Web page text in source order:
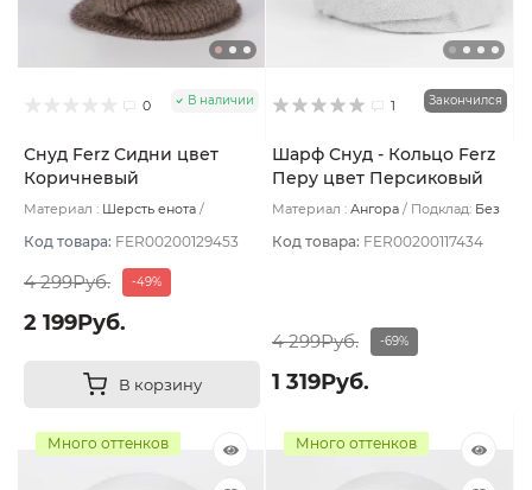
0 В наличии
Снуд Ferz Сидни цвет
Коричневый
Материал : Шерсть енота
Код товара: FER00200129453
4 299Руб. -49%
2 199Руб.
В корзину
1 Закончился
Шарф Снуд - Кольцо Ferz
Перу цвет Персиковый
Материал : Ангора Подклад: Без
Код товара: FER00200117434
4 299Руб. -69%
1 319Руб.
Много оттенков Много оттенков